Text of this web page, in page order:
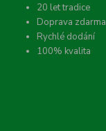
20 let tradice
Doprava zdarma
Rychlé dodání
100% kvalita